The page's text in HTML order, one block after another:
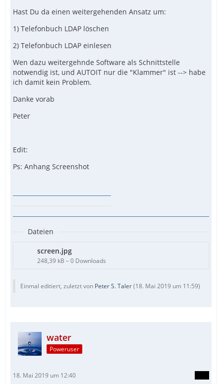
Hast Du da einen weitergehenden Ansatz um:
1) Telefonbuch LDAP löschen
2) Telefonbuch LDAP einlesen
Wen dazu weitergehnde Software als Schnittstelle
notwendig ist, und AUTOIT nur die "Klammer" ist --> habe
ich damit kein Problem.
Danke vorab
Peter
Edit:
Ps: Anhang Screenshot
Dateien
screen.jpg
248,39 kB – 0 Downloads
Einmal editiert, zuletzt von Peter S. Taler(18. Mai 2019 um 11:59)
water
Poweruser
18. Mai 2019 um 12:40